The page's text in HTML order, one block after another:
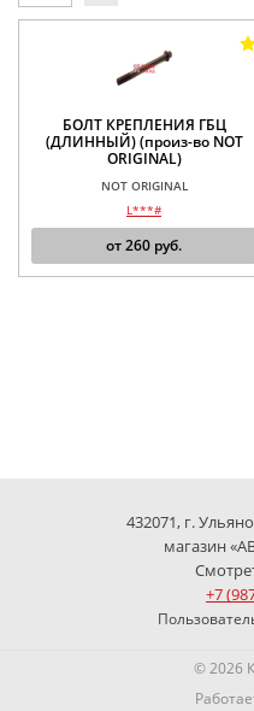
БОЛТ КРЕПЛЕНИЯ ГБЦ
(ДЛИННЫЙ) (произ-во NOT
ORIGINAL)
NOT ORIGINAL
L***#
от260 руб.
432071, г.
магазин
+7
© 2026